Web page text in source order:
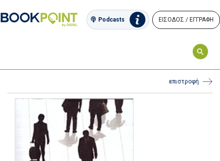
Podcasts ΕΙΣΟΔΟΣ / ΕΓΓΡΑΦΗ
επιστροφή